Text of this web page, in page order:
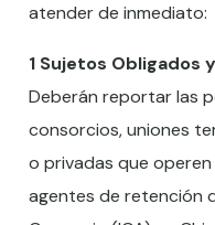
atender de inmediato:
1 Sujetos Obligados
Deberán reportar las
consorcios, uniones
o privadas que
agentes de retención